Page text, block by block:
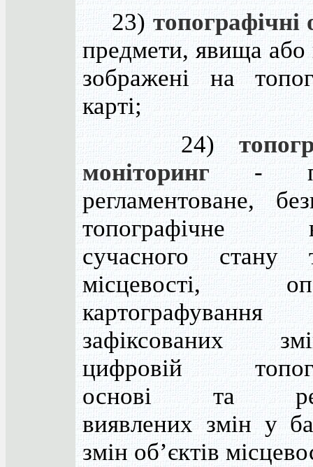
23) топографічні
предмети, явища або
зображені на
карті;
24)
моніторинг -
регламентоване,
топографічне
сучасного стану
місцевості,
картографування
зафіксованих
цифровій
основі та
виявлених змін у
змін об’єктів